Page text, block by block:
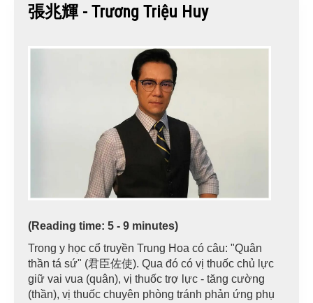
張兆輝 - Trương Triệu Huy
(Reading time: 5 - 9 minutes)
Trong y học cổ truyền Trung Hoa có câu: "Quân
thần tá sứ" (君臣佐使). Qua đó có vị thuốc chủ lực
giữ vai vua (quân), vị thuốc trợ lực - tăng cường
(thần), vị thuốc chuyên phòng tránh phản ứng phụ